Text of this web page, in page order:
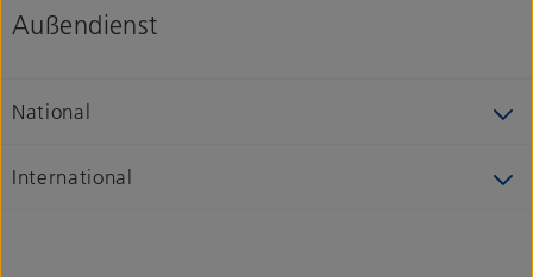
Außendienst
National
International